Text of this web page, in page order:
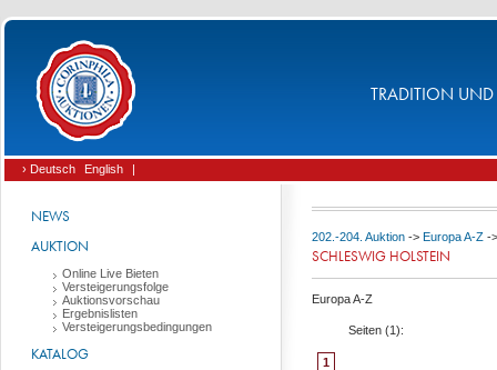
TRADITION UND
› Deutsch English |
NEWS
AUKTION
Online Live Bieten
Versteigerungsfolge
Auktionsvorschau
Ergebnislisten
Versteigerungsbedingungen
KATALOG
202.-204. Auktion -> Europa A-Z -
SCHLESWIG HOLSTEIN
Europa A-Z
Seiten (1):
1